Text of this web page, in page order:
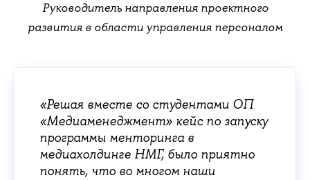
Руководитель направления проектного
развития в области управления персоналом
«Решая вместе со студентами ОП
«Медиаменеджмент» кейс по запуску
программы менторинга в
медиахолдинге НМГ, было приятно
понять, что во многом наши